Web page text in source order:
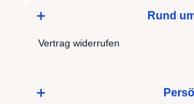
Rund
Vertrag widerrufen